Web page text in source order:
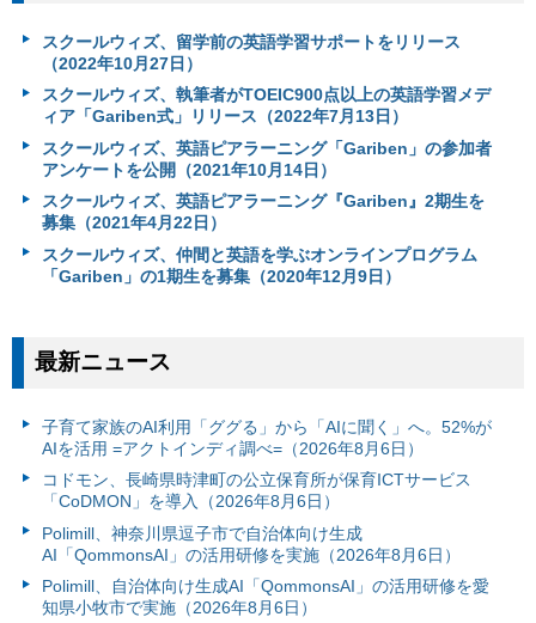
スクールウィズ、留学前の英語学習サポートをリリース
（2022年10月27日）
スクールウィズ、執筆者がTOEIC900点以上の英語学習メデ
ィア「Gariben式」リリース（2022年7月13日）
スクールウィズ、英語ピアラーニング「Gariben」の参加者
アンケートを公開（2021年10月14日）
スクールウィズ、英語ピアラーニング『Gariben』2期生を
募集（2021年4月22日）
スクールウィズ、仲間と英語を学ぶオンラインプログラム
「Gariben」の1期生を募集（2020年12月9日）
最新ニュース
子育て家族のAI利用「ググる」から「AIに聞く」へ。52%が
AIを活用 =アクトインディ調べ=（2026年8月6日）
コドモン、長崎県時津町の公立保育所が保育ICTサービス
「CoDMON」を導入（2026年8月6日）
Polimill、神奈川県逗子市で自治体向け生成
AI「QommonsAI」の活用研修を実施（2026年8月6日）
Polimill、自治体向け生成AI「QommonsAI」の活用研修を愛
知県小牧市で実施（2026年8月6日）